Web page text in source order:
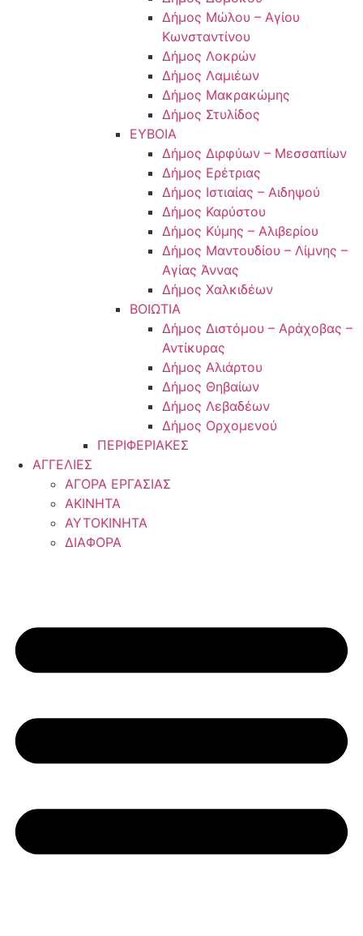
Δήμος Μώλου – Αγίου
Κωνσταντίνου
Δήμος Λοκρών
Δήμος Λαμιέων
Δήμος Μακρακώμης
Δήμος Στυλίδος
ΕΥΒΟΙΑ
Δήμος Διρφύων – Μεσσαπίων
Δήμος Ερέτριας
Δήμος Ιστιαίας – Αιδηψού
Δήμος Καρύστου
Δήμος Κύμης – Αλιβερίου
Δήμος Μαντουδίου – Λίμνης –
Αγίας Άννας
Δήμος Χαλκιδέων
ΒΟΙΩΤΙΑ
Δήμος Διστόμου – Αράχοβας –
Αντίκυρας
Δήμος Αλιάρτου
Δήμος Θηβαίων
Δήμος Λεβαδέων
Δήμος Ορχομενού
ΠΕΡΙΦΕΡΙΑΚΕΣ
ΑΓΓΕΛΙΕΣ
ΑΓΟΡΑ ΕΡΓΑΣΙΑΣ
ΑΚΙΝΗΤΑ
ΑΥΤΟΚΙΝΗΤΑ
ΔΙΑΦΟΡΑ